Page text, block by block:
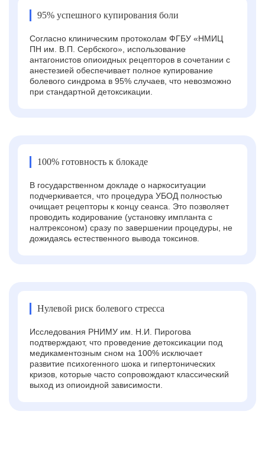
95% успешного купирования боли
Согласно клиническим протоколам ФГБУ «НМИЦ
ПН им. В.П. Сербского», использование
антагонистов опиоидных рецепторов в сочетании с
анестезией обеспечивает полное купирование
болевого синдрома в 95% случаев, что невозможно
при стандартной детоксикации.
100% готовность к блокаде
В государственном докладе о наркоситуации
подчеркивается, что процедура УБОД полностью
очищает рецепторы к концу сеанса. Это позволяет
проводить кодирование (установку импланта с
налтрексоном) сразу по завершении процедуры, не
дожидаясь естественного вывода токсинов.
Нулевой риск болевого стресса
Исследования РНИМУ им. Н.И. Пирогова
подтверждают, что проведение детоксикации под
медикаментозным сном на 100% исключает
развитие психогенного шока и гипертонических
кризов, которые часто сопровождают классический
выход из опиоидной зависимости.